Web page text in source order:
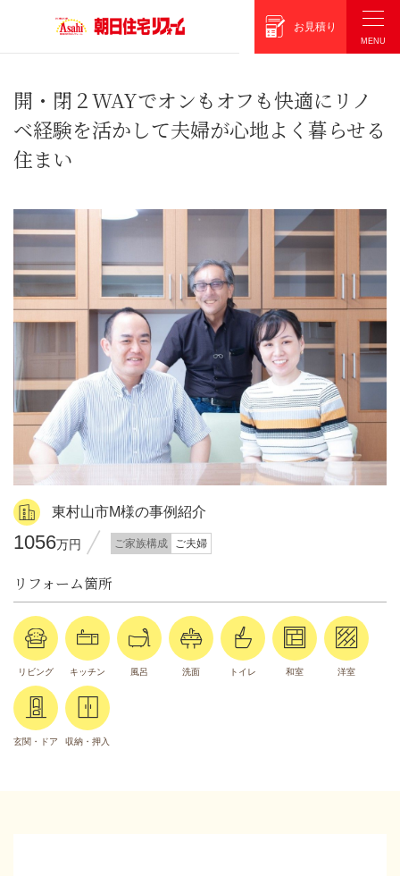
お見積り
開・閉２WAYでオンもオフも快適に リノ
ベ経験を活かして夫婦が心地よく暮らせる
住まい
東村山市M様の事例紹介
1056万円 ご家族構成 ご夫婦
リフォーム箇所
リビング キッチン 風呂 洗面 トイレ 和室 洋室
玄関・ドア 収納・押入